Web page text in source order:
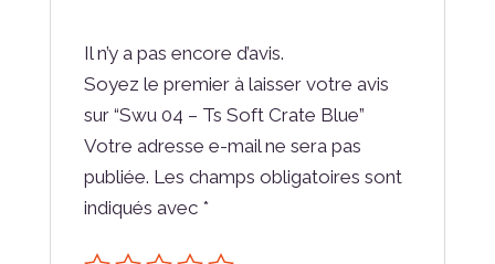
Il n’y a pas encore d’avis.
Soyez le premier à laisser votre avis
sur “Swu 04 – Ts Soft Crate Blue”
Votre adresse e-mail ne sera pas
publiée. Les champs obligatoires sont
indiqués avec *